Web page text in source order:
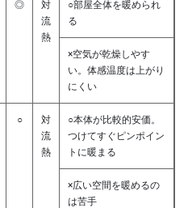
◎
対
流
熱
○部屋全体を暖められ
る
×空気が乾燥しやす
い。体感温度は上がり
にくい
○
対
流
熱
○本体が比較的安価。
つけてすぐピンポイン
トに暖まる
×広い空間を暖めるの
は苦手